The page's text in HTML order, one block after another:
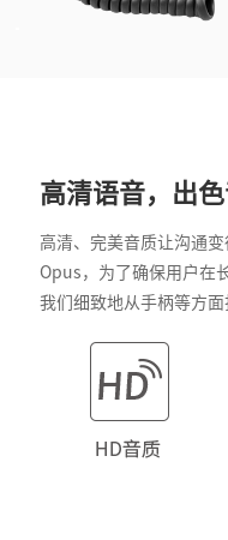
高清语音，出
高清、完美音质让沟通
Opus，为了确保用户在
我们细致地从手柄等方面